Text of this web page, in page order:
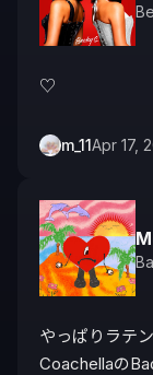
♡
m_11Apr 17,
やっぱりラテ
Coachellaの